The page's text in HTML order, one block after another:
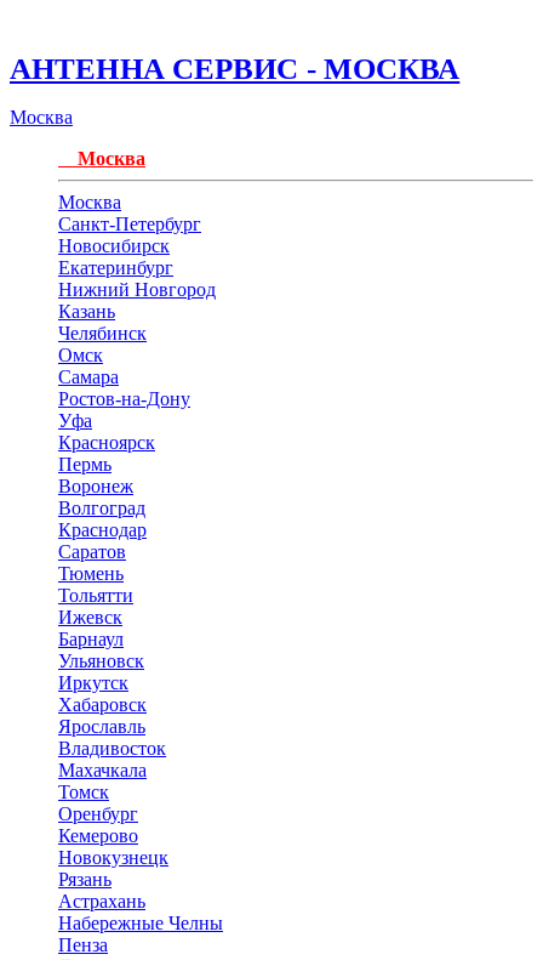
АНТЕННА СЕРВИС - МОСКВА
Москва
Москва
Москва
Санкт-Петербург
Новосибирск
Екатеринбург
Нижний Новгород
Казань
Челябинск
Омск
Самара
Ростов-на-Дону
Уфа
Красноярск
Пермь
Воронеж
Волгоград
Краснодар
Саратов
Тюмень
Тольятти
Ижевск
Барнаул
Ульяновск
Иркутск
Хабаровск
Ярославль
Владивосток
Махачкала
Томск
Оренбург
Кемерово
Новокузнецк
Рязань
Астрахань
Набережные Челны
Пенза